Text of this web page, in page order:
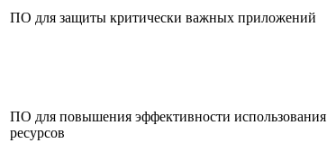
ПО для защиты критически важных приложений
ПО для повышения эффективности использования
ресурсов